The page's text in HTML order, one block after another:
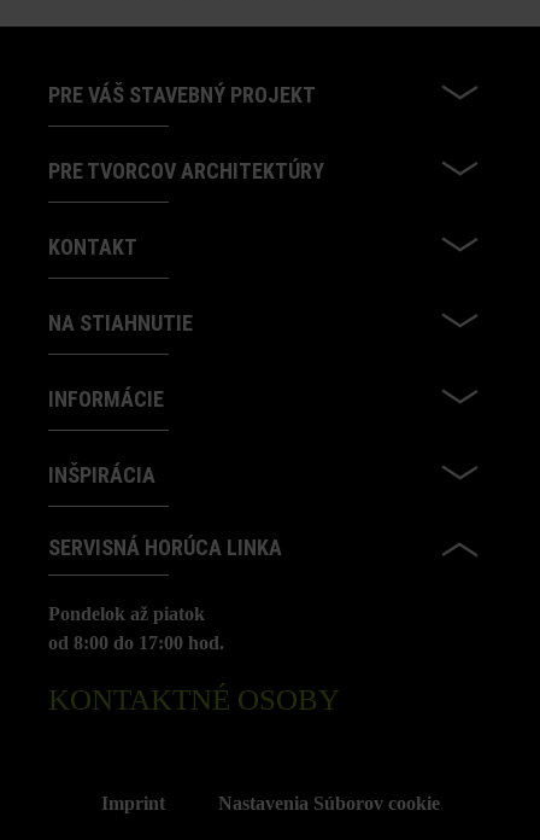
PRE VÁŠ STAVEBNÝ PROJEKT
PRE TVORCOV ARCHITEKTÚRY
KONTAKT
NA STIAHNUTIE
INFORMÁCIE
INŠPIRÁCIA
SERVISNÁ HORÚCA LINKA
Pondelok až piatok
od 8:00 do 17:00 hod.
KONTAKTNÉ OSOBY
Imprint Nastavenia Súborov cookie